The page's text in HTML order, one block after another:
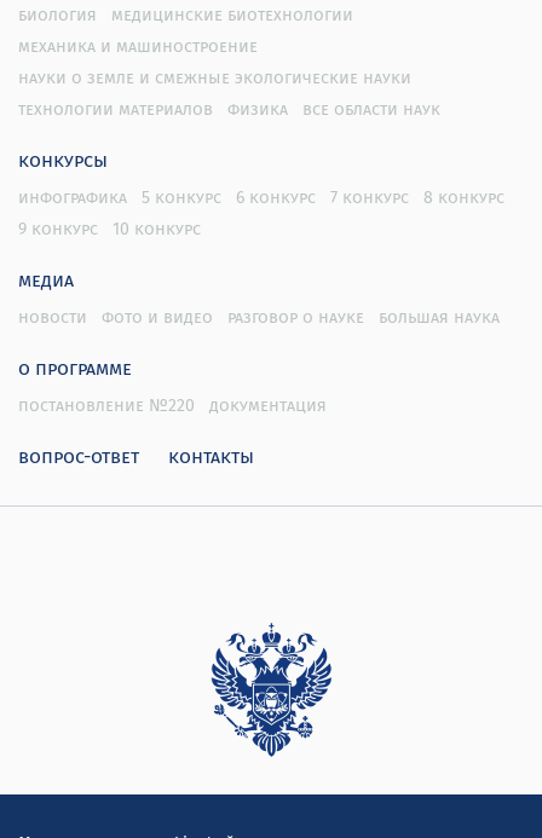
биология
медицинские биотехнологии
механика и машиностроение
науки о земле и смежные экологические науки
технологии материалов
физика все области наук
конкурсы
инфографика 5 конкурс 6 конкурс 7 конкурс
8 конкурс
9 конкурс
10 конкурс
медиа
новости фото и видео разговор о науке большая наука
о программе
постановление №220 документация
вопрос-ответ контакты